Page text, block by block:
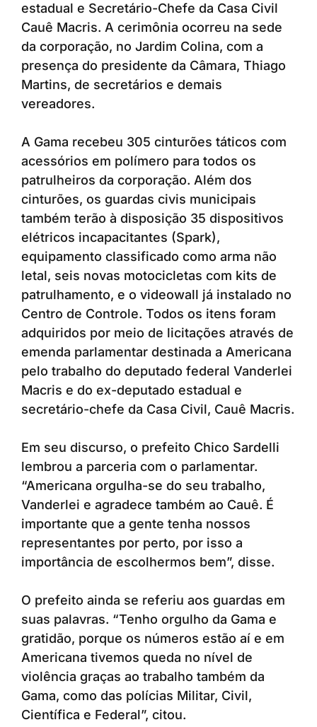
estadual e Secretário-Chefe da Casa Civil
Cauê Macris. A cerimônia ocorreu na sede
da corporação, no Jardim Colina, com a
presença do presidente da Câmara, Thiago
Martins, de secretários e demais
vereadores.
A Gama recebeu 305 cinturões táticos com
acessórios em polímero para todos os
patrulheiros da corporação. Além dos
cinturões, os guardas civis municipais
também terão à disposição 35 dispositivos
elétricos incapacitantes (Spark),
equipamento classificado como arma não
letal, seis novas motocicletas com kits de
patrulhamento, e o videowall já instalado no
Centro de Controle. Todos os itens foram
adquiridos por meio de licitações através de
emenda parlamentar destinada a Americana
pelo trabalho do deputado federal Vanderlei
Macris e do ex-deputado estadual e
secretário-chefe da Casa Civil, Cauê Macris.
Em seu discurso, o prefeito Chico Sardelli
lembrou a parceria com o parlamentar.
“Americana orgulha-se do seu trabalho,
Vanderlei e agradece também ao Cauê. É
importante que a gente tenha nossos
representantes por perto, por isso a
importância de escolhermos bem”, disse.
O prefeito ainda se referiu aos guardas em
suas palavras. “Tenho orgulho da Gama e
gratidão, porque os números estão aí e em
Americana tivemos queda no nível de
violência graças ao trabalho também da
Gama, como das polícias Militar, Civil,
Científica e Federal”, citou.